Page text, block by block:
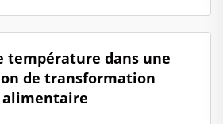
température dans une
de transformation
alimentaire